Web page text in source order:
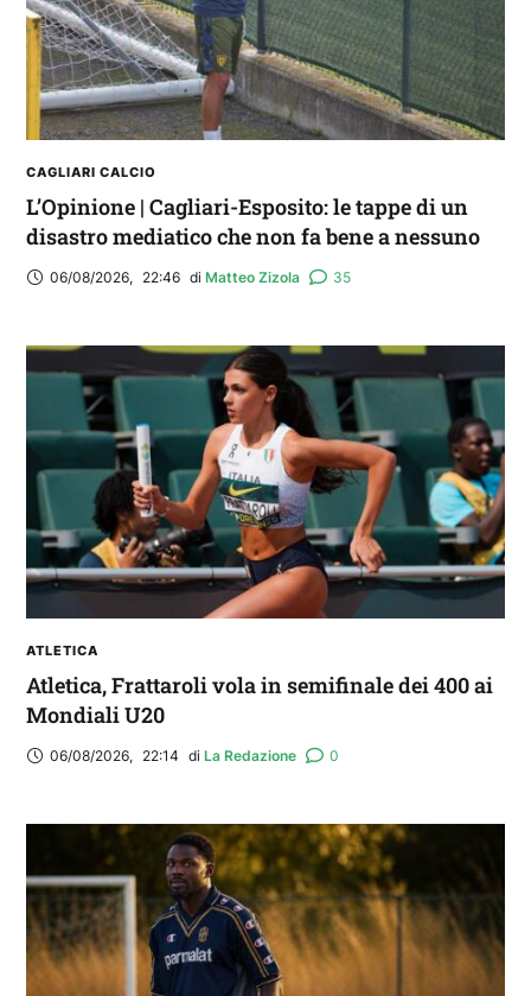
CAGLIARI CALCIO
L’Opinione | Cagliari-Esposito: le tappe di un
disastro mediatico che non fa bene a nessuno
06/08/2026, 22:46 di Matteo Zizola 35
ATLETICA
Atletica, Frattaroli vola in semifinale dei 400 ai
Mondiali U20
06/08/2026, 22:14 di La Redazione 0